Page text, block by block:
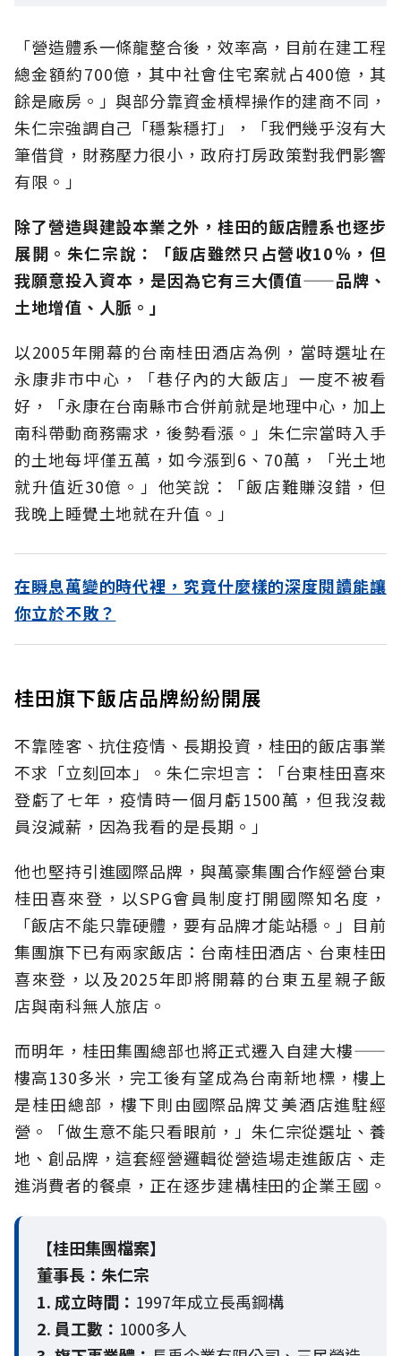
「營造體系一條龍整合後，效率高，目前在建工程
總金額約700億，其中社會住宅案就占400億，其
餘是廠房。」與部分靠資金槓桿操作的建商不同，
朱仁宗強調自己「穩紮穩打」，「我們幾乎沒有大
筆借貸，財務壓力很小，政府打房政策對我們影響
有限。」
除了營造與建設本業之外，桂田的飯店體系也逐步
展開。朱仁宗說：「飯店雖然只占營收10％，但
我願意投入資本，是因為它有三大價值——品牌、
土地增值、人脈。」
以2005年開幕的台南桂田酒店為例，當時選址在
永康非市中心，「巷仔內的大飯店」一度不被看
好，「永康在台南縣市合併前就是地理中心，加上
南科帶動商務需求，後勢看漲。」朱仁宗當時入手
的土地每坪僅五萬，如今漲到6、70萬，「光土地
就升值近30億。」他笑說：「飯店難賺沒錯，但
我晚上睡覺土地就在升值。」
在瞬息萬變的時代裡，究竟什麼樣的深度閱讀能讓
你立於不敗？
桂田旗下飯店品牌紛紛開展
不靠陸客、抗住疫情、長期投資，桂田的飯店事業
不求「立刻回本」。朱仁宗坦言：「台東桂田喜來
登虧了七年，疫情時一個月虧1500萬，但我沒裁
員沒減薪，因為我看的是長期。」
他也堅持引進國際品牌，與萬豪集團合作經營台東
桂田喜來登，以SPG會員制度打開國際知名度，
「飯店不能只靠硬體，要有品牌才能站穩。」目前
集團旗下已有兩家飯店：台南桂田酒店、台東桂田
喜來登，以及2025年即將開幕的台東五星親子飯
店與南科無人旅店。
而明年，桂田集團總部也將正式遷入自建大樓——
樓高130多米，完工後有望成為台南新地標，樓上
是桂田總部，樓下則由國際品牌艾美酒店進駐經
營。「做生意不能只看眼前，」朱仁宗從選址、養
地、創品牌，這套經營邏輯從營造場走進飯店、走
進消費者的餐桌，正在逐步建構桂田的企業王國。
【桂田集團檔案】
董事長：朱仁宗
1. 成立時間： 1997年成立長禹鋼構
2. 員工數： 1000多人